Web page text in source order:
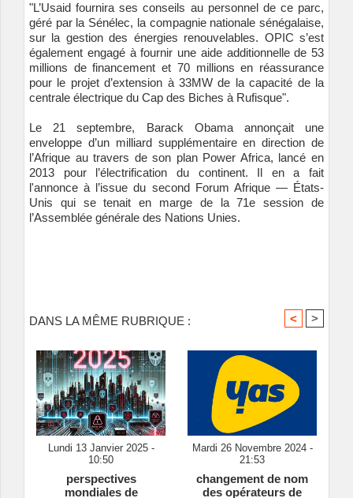
"L’Usaid fournira ses conseils au personnel de ce parc,
géré par la Sénélec, la compagnie nationale sénégalaise,
sur la gestion des énergies renouvelables. OPIC s’est
également engagé à fournir une aide additionnelle de 53
millions de financement et 70 millions en réassurance
pour le projet d’extension à 33MW de la capacité de la
centrale électrique du Cap des Biches à Rufisque".
Le 21 septembre, Barack Obama annonçait une
enveloppe d’un milliard supplémentaire en direction de
l’Afrique au travers de son plan Power Africa, lancé en
2013 pour l’électrification du continent. Il en a fait
l'annonce à l’issue du second Forum Afrique — États-
Unis qui se tenait en marge de la 71e session de
l’Assemblée générale des Nations Unies.
DANS LA MÊME RUBRIQUE : < >
Lundi 13 Janvier 2025 -
10:50
perspectives
mondiales de
Mardi 26 Novembre 2024 -
21:53
changement de nom
des opérateurs de